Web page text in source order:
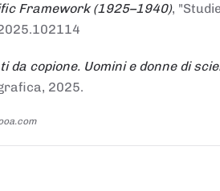
Framework (1925–1940),
da copione. Uomini e donne di
2025.